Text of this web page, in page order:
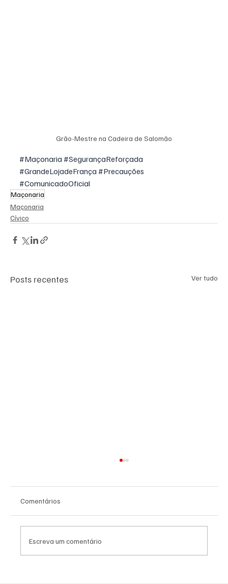
Grão-Mestre na Cadeira de Salomão
#Maçonaria #SegurançaReforçada
#GrandeLojadeFrança #Precauções
#ComunicadoOficial
Maçonaria
Maçonaria
Cívico
Posts recentes Ver tudo
Comentários
Escreva um comentário